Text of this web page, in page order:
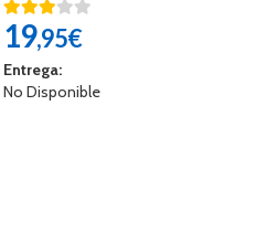
19,95€
Entrega:
No Disponible